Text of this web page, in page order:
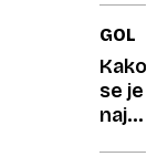
na
deski
konča
s
Kako
se je